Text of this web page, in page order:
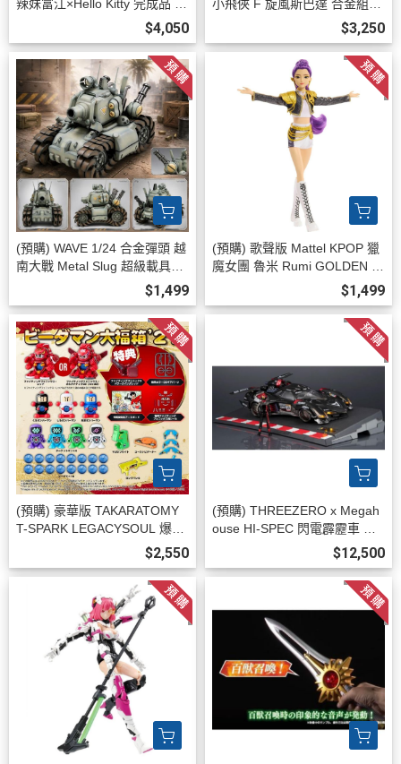
辣妹富江×Hello Kitty 完成品 20
$4,050
小飛俠 F 旋風斯巴達 合金組裝
模型 附有合金/磁石零件 20260
$3,250
(預購) WAVE 1/24 合金彈頭 越
南大戰 Metal Slug 超級載具00
1型 SV-001/I 組裝模型 202608
$1,499
(預購) 歌聲版 Mattel KPOP 獵
魔女團 魯米 Rumi GOLDEN 打
歌服 無武器 可動完成品 20260
$1,499
(預購) 豪華版 TAKARATOMY
T-SPARK LEGACYSOUL 爆球
連發！！彈珠超人 大福箱"27
(TAKARATOMY) 20260831
$2,550
(預購) THREEZERO x Megah
ouse HI-SPEC 閃電霹靂車 阿
斯拉 G.S.X 黑色限定 35周年紀
念 可動完成品 20260813
$12,500